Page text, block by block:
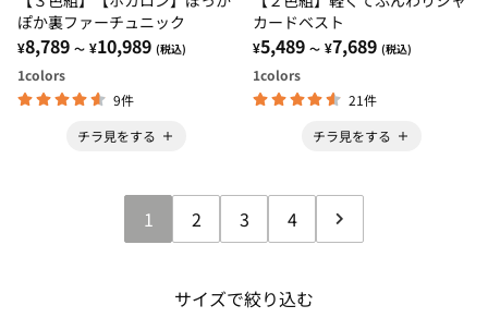
ぽか裏ファーチュニック
¥8,789 ～ ¥10,989 (税込)
1colors
9件
チラ見をする
カードベスト
¥5,489 ～ ¥7,689 (税込)
1colors
21件
チラ見をする
1 2 3 4
サイズで絞り込む